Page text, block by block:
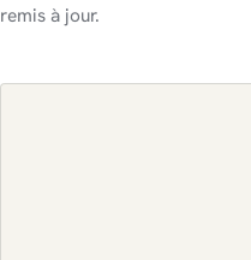
remis à jour.